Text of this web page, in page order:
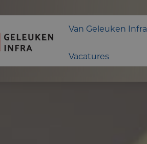
Van Geleuken Infra
Vacatures